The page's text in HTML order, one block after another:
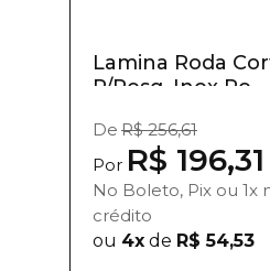
Lamina Roda
P/Rosq. Inox Ro...
De R$ 256,61
Por R$ 196,31
No Boleto, Pix ou 1x
crédito
ou 4x de R$ 54,53